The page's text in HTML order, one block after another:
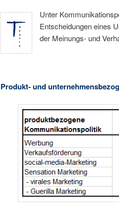
Unter
Entscheidungen eines
der Meinungs- und
Produkt- und